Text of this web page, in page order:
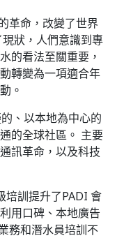
革命，改變了世界
狀，人們意識到專
的看法至關重要，
轉變為一項適合年
。
、以本地為中心的
的全球社區。 主要
訊革命，以及科技
培訓提升了PADI 會
用口碑、本地廣告
務和潛水員培訓不